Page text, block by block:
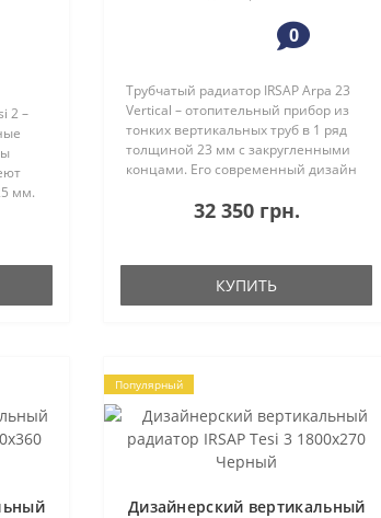
2 –
мм.
Te..
0
Трубчатый радиатор IRSAP Arpa 23
Vertical – отопительный прибор из
тонких вертикальных труб в 1 ряд
толщиной 23 мм с закругленными
концами. Его современный дизайн
европейскими дизайнерами. Он
32 350 грн.
КУПИТЬ
Популярный
Дизайнерский вертикальный